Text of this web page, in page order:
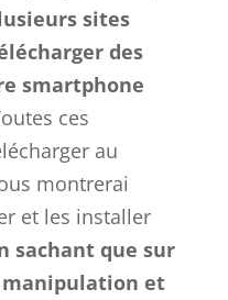
sites
des
smartphone
ces
au
montrerai
et les installer
sachant que sur
manipulation et